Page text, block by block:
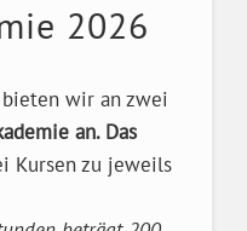
2026
wir an zwei
an. Das
Kursen zu jeweils